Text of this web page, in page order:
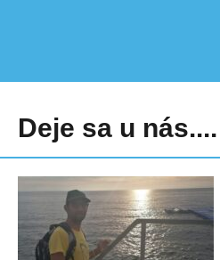
Deje sa u nás....